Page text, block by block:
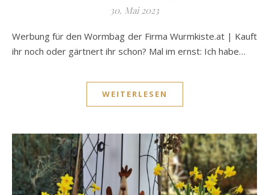
30. Mai 2023
Werbung für den Wormbag der Firma Wurmkiste.at | Kauft
ihr noch oder gärtnert ihr schon? Mal im ernst: Ich habe…
WEITERLESEN